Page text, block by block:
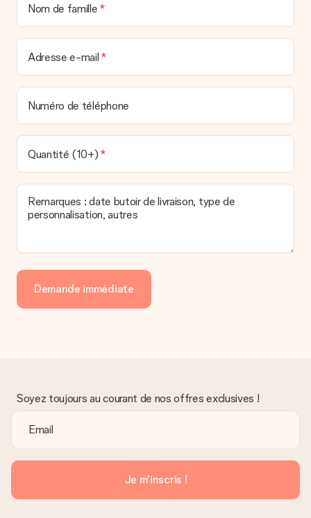
Nom de famille
Adresse e-mail
Numéro de téléphone
Quantité (10+)
Remarques : date butoir de livraison, type de
personnalisation, autres
Demande immédiate
Soyez toujours au courant de nos offres exclusives !
Je m'inscris !